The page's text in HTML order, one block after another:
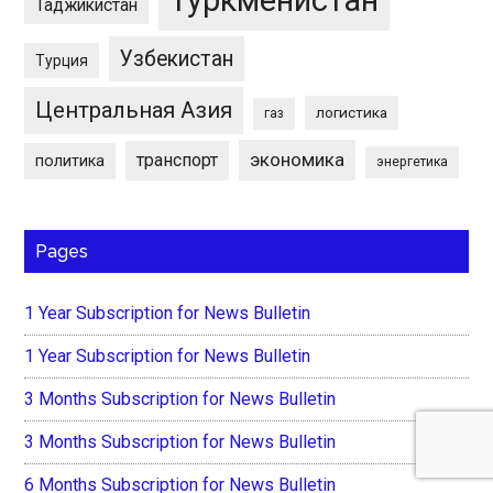
Таджикистан
Турция Узбекистан
Центральная Азия газ логистика
политика транспорт экономика энергетика
Pages
1 Year Subscription for News Bulletin
1 Year Subscription for News Bulletin
3 Months Subscription for News Bulletin
3 Months Subscription for News Bulletin
6 Months Subscription for News Bulletin